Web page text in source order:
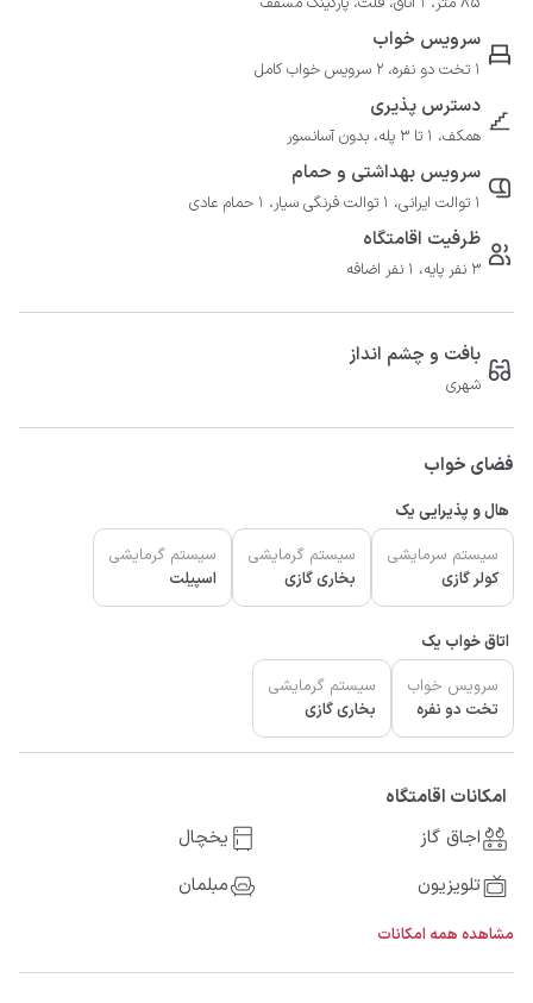
سرویس خواب
1 تخت دو نفره، 2 سرویس خواب کامل
دسترس پذیری
همکف، 1 تا 3 پله، بدون آسانسور
سرویس بهداشتی و حمام
1 توالت ایرانی، 1 توالت فرنگی سیار، 1 حمام عادی
ظرفیت اقامتگاه
3 نفر پایه، 1 نفر اضافه
بافت و چشم انداز
شهری
فضای خواب
هال و پذیرایی یک
سیستم سرمایشی
کولر گازی
سیستم گرمایشی
بخاری گازی
سیستم گرمایشی
اسپیلت
اتاق خواب یک
سرویس خواب
تخت دو نفره
سیستم گرمایشی
بخاری گازی
امکانات اقامتگاه
اجاق گاز
یخچال
تلویزیون
مبلمان
مشاهده همه امکانات